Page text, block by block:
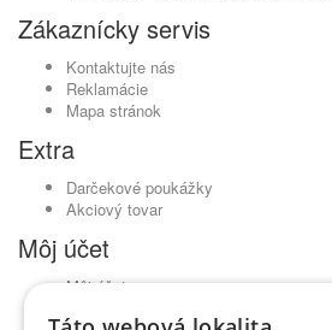
Zákaznícky servis
Kontaktujte nás
Reklamácie
Mapa stránok
Extra
Darčekové poukážky
Akciový tovar
Môj účet
Môj účet